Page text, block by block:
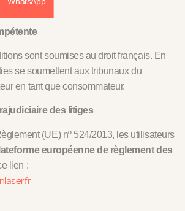
sont soumises au droit français. En
se soumettent aux tribunaux du
en tant que consommateur.
des litiges
(UE) nº 524/2013, les utilisateurs
européenne de règlement des
lien :